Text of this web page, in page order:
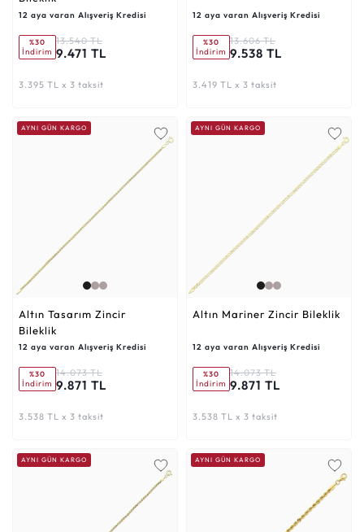
12 aya varan Alışveriş Kredisi
%30
İndirim
13.540 TL
9.471 TL
3.395 TL x 3 taksit
12 aya varan Alışveriş Kredisi
%30
İndirim
13.606 TL
9.538 TL
3.419 TL x 3 taksit
AYNI GÜN KARGO
Altın Tasarım Zincir
Bileklik
12 aya varan Alışveriş Kredisi
%30
İndirim
14.073 TL
9.871 TL
3.538 TL x 3 taksit
AYNI GÜN KARGO
Altın Mariner Zincir Bileklik
12 aya varan Alışveriş Kredisi
%30
İndirim
14.073 TL
9.871 TL
3.538 TL x 3 taksit
AYNI GÜN KARGO AYNI GÜN KARGO